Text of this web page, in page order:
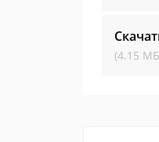
(4.15